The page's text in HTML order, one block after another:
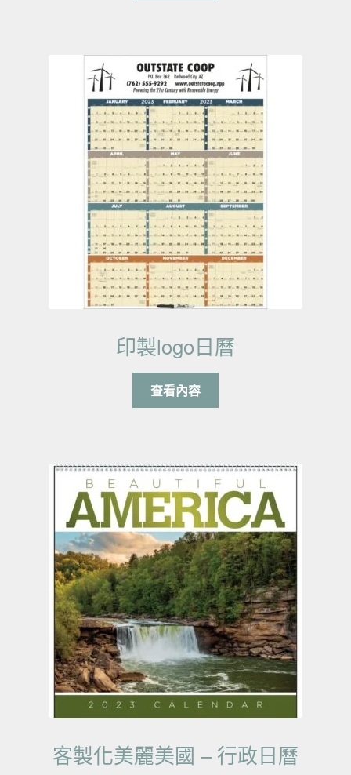
印製logo日曆
查看內容
客製化美麗美國 – 行政日曆